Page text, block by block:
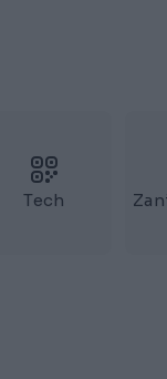
Tech